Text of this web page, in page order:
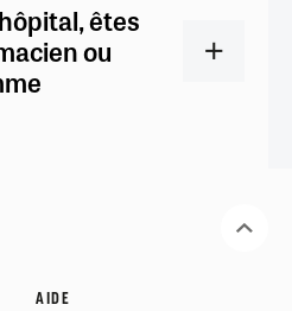
êtes
ou
AIDE